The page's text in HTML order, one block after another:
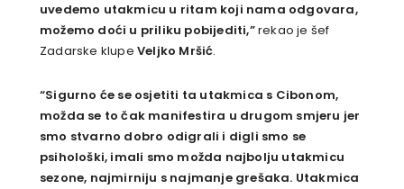
uvedemo utakmicu u ritam koji nama odgovara,
možemo doći u priliku pobijediti,”rekao je šef
Zadarske klupe Veljko Mršić.
“Sigurno će se osjetiti ta utakmica s Cibonom,
možda se to čak manifestira u drugom smjeru jer
smo stvarno dobro odigrali i digli smo se
psihološki, imali smo možda najbolju utakmicu
sezone, najmirniju s najmanje grešaka. Utakmica